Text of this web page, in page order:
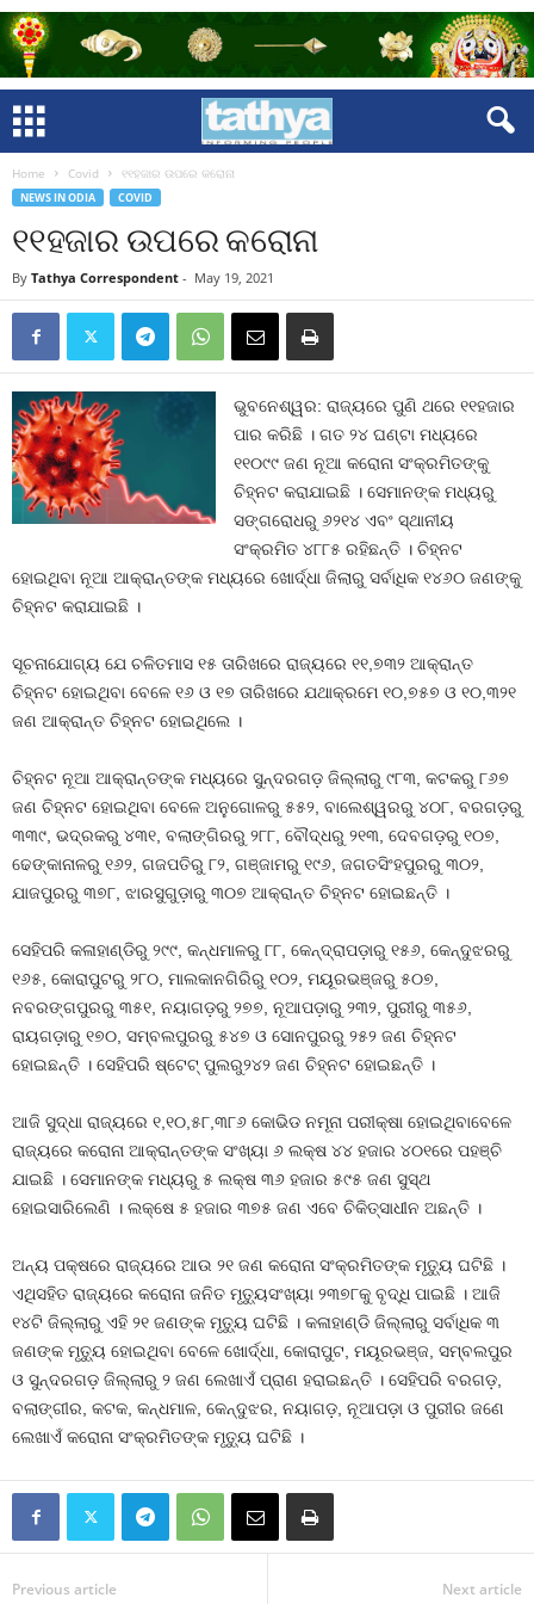
Home Covid ୧୧ହଜାର ଉପରେ କରୋନା
NEWS IN ODIA COVID
୧୧ହଜାର ଉପରେ କରୋନା
By Tathya Correspondent - May 19, 2021
ଭୁବନେଶ୍ୱର: ରାଜ୍ୟରେ ପୁଣି ଥରେ ୧୧ହଜାର
ପାର କରିଛି । ଗତ ୨୪ ଘଣ୍ଟା ମଧ୍ୟରେ
୧୧୦୯୯ ଜଣ ନୂଆ କରୋନା ସଂକ୍ରମିତଙ୍କୁ
ଚିହ୍ନଟ କରାଯାଇଛି । ସେମାନଙ୍କ ମଧ୍ୟରୁ
ସଙ୍ଗରୋଧରୁ ୬୨୧୪ ଏବଂ ସ୍ଥାନୀୟ
ସଂକ୍ରମିତ ୪୮୮୫ ରହିଛନ୍ତି । ଚିହ୍ନଟ
ହୋଇଥିବା ନୂଆ ଆକ୍ରାନ୍ତଙ୍କ ମଧ୍ୟରେ ଖୋର୍ଦ୍ଧା ଜିଲାରୁ ସର୍ବାଧିକ ୧୪୬୦ ଜଣଙ୍କୁ
ଚିହ୍ନଟ କରାଯାଇଛି ।
ସୂଚନାଯୋଗ୍ୟ ଯେ ଚଳିତମାସ ୧୫ ତାରିଖରେ ରାଜ୍ୟରେ ୧୧,୭୩୨ ଆକ୍ରାନ୍ତ
ଚିହ୍ନଟ ହୋଇଥିବା ବେଳେ ୧୬ ଓ ୧୭ ତାରିଖରେ ଯଥାକ୍ରମେ ୧୦,୭୫୭ ଓ ୧୦,୩୨୧
ଜଣ ଆକ୍ରାନ୍ତ ଚିହ୍ନଟ ହୋଇଥିଲେ ।
ଚିହ୍ନଟ ନୂଆ ଆକ୍ରାନ୍ତଙ୍କ ମଧ୍ୟରେ ସୁନ୍ଦରଗଡ଼ ଜିଲ୍ଲାରୁ ୯୮୩, କଟକରୁ ୮୬୭
ଜଣ ଚିହ୍ନଟ ହୋଇଥିବା ବେଳେ ଅନୁଗୋଳରୁ ୫୫୨, ବାଲେଶ୍ୱରରୁ ୪୦୮, ବରଗଡ଼ରୁ
୩୩୯, ଭଦ୍ରକରୁ ୪୩୧, ବଲାଙ୍ଗିରରୁ ୨୮୮, ବୌଦ୍ଧରୁ ୨୧୩, ଦେବଗଡ଼ରୁ ୧୦୭,
ଢେଙ୍କାନାଳରୁ ୧୬୨, ଗଜପତିରୁ ୮୨, ଗଞ୍ଜାମରୁ ୧୯୬, ଜଗତସିଂହପୁରରୁ ୩୦୨,
ଯାଜପୁରରୁ ୩୭୮, ଝାରସୁଗୁଡ଼ାରୁ ୩୦୭ ଆକ୍ରାନ୍ତ ଚିହ୍ନଟ ହୋଇଛନ୍ତି ।
ସେହିପରି କଳାହାଣ୍ଡିରୁ ୨୯୯, କନ୍ଧମାଳରୁ ୮୮, କେନ୍ଦ୍ରାପଡ଼ାରୁ ୧୫୬, କେନ୍ଦୁଝରରୁ
୧୬୫, କୋରାପୁଟରୁ ୨୮୦, ମାଲକାନଗିରିରୁ ୧୦୨, ମୟୂରଭଞ୍ଜରୁ ୫୦୭,
ନବରଙ୍ଗପୁରରୁ ୩୫୧, ନୟାଗଡ଼ରୁ ୨୭୭, ନୂଆପଡ଼ାରୁ ୨୩୨, ପୁରୀରୁ ୩୫୬,
ରାୟଗଡ଼ାରୁ ୧୭୦, ସମ୍ବଲପୁରରୁ ୫୪୭ ଓ ସୋନପୁରରୁ ୨୫୨ ଜଣ ଚିହ୍ନଟ
ହୋଇଛନ୍ତି । ସେହିପରି ଷ୍ଟେଟ୍ ପୁଲରୁ୨୪୨ ଜଣ ଚିହ୍ନଟ ହୋଇଛନ୍ତି ।
ଆଜି ସୁଦ୍ଧା ରାଜ୍ୟରେ ୧,୧୦,୫୮,୩୮୬ କୋଭିଡ ନମୂନା ପରୀକ୍ଷା ହୋଇଥିବାବେଳେ
ରାଜ୍ୟରେ କରୋନା ଆକ୍ରାନ୍ତଙ୍କ ସଂଖ୍ୟା ୬ ଲକ୍ଷ ୪୪ ହଜାର ୪୦୧ରେ ପହଞ୍ଚି
ଯାଇଛି । ସେମାନଙ୍କ ମଧ୍ୟରୁ ୫ ଲକ୍ଷ ୩୬ ହଜାର ୫୯୫ ଜଣ ସୁସ୍ଥ
ହୋଇସାରିଲେଣି । ଲକ୍ଷେ ୫ ହଜାର ୩୭୫ ଜଣ ଏବେ ଚିକିତ୍ସାଧୀନ ଅଛନ୍ତି ।
ଅନ୍ୟ ପକ୍ଷରେ ରାଜ୍ୟରେ ଆଉ ୨୧ ଜଣ କରୋନା ସଂକ୍ରମିତଙ୍କ ମୃତ୍ୟୁ ଘଟିଛି ।
ଏଥିସହିତ ରାଜ୍ୟରେ କରୋନା ଜନିତ ମୃତ୍ୟୁସଂଖ୍ୟା ୨୩୭୮କୁ ବୃଦ୍ଧି ପାଇଛି । ଆଜି
୧୪ଟି ଜିଲ୍ଲାରୁ ଏହି ୨୧ ଜଣଙ୍କ ମୃତ୍ୟୁ ଘଟିଛି । କଳାହାଣ୍ଡି ଜିଲ୍ଲାରୁ ସର୍ବାଧିକ ୩
ଜଣଙ୍କ ମୃତ୍ୟୁ ହୋଇଥିବା ବେଳେ ଖୋର୍ଦ୍ଧା, କୋରାପୁଟ, ମୟୂରଭଞ୍ଜ, ସମ୍ବଲପୁର
ଓ ସୁନ୍ଦରଗଡ଼ ଜିଲ୍ଲାରୁ ୨ ଜଣ ଲେଖାଏଁ ପ୍ରାଣ ହରାଇଛନ୍ତି । ସେହିପରି ବରଗଡ଼,
ବଲାଙ୍ଗୀର, କଟକ, କନ୍ଧମାଳ, କେନ୍ଦୁଝର, ନୟାଗଡ଼, ନୂଆପଡ଼ା ଓ ପୁରୀର ଜଣେ
ଲେଖାଏଁ କରୋନା ସଂକ୍ରମିତଙ୍କ ମୃତ୍ୟୁ ଘଟିଛି ।
Previous article Next article